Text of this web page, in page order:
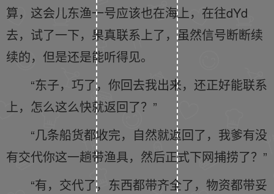
算，这会儿东渔一号应该也在海上，在往dYd
去，试了一下，果真联系上了，虽然信号断断续
续的，但是还是能听得见。
“东子，巧了，你回去我出来，还正好能联系
上，怎么这么快就返回了？”
“几条船货都收完，自然就返回了，我爹有没
有交代你这一趟带渔具，然后正式下网捕捞了？”
“有，交代了，东西都带齐全了，物资都带妥